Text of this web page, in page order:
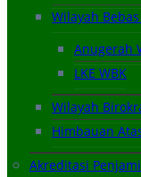
Wilayah
Anugerah
LKE WBK
Wilayah
Himbauan
Akreditasi